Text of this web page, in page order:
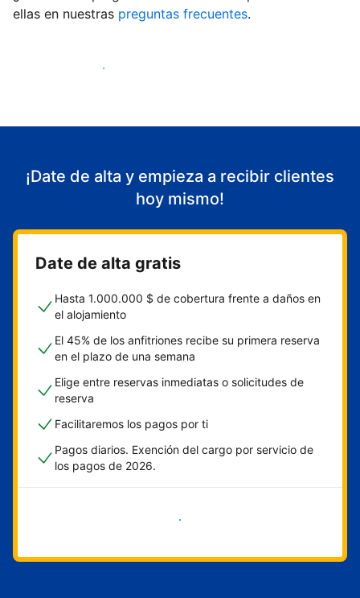
ellas en nuestras preguntas frecuentes.
Empieza a recibir clientes
¡Date de alta y empieza a recibir clientes
hoy mismo!
Date de alta gratis
Hasta 1.000.000 $ de cobertura frente a daños en
el alojamiento
El 45% de los anfitriones recibe su primera reserva
en el plazo de una semana
Elige entre reservas inmediatas o solicitudes de
reserva
Facilitaremos los pagos por ti
Pagos diarios. Exención del cargo por servicio de
los pagos de 2026.
Empieza ahora